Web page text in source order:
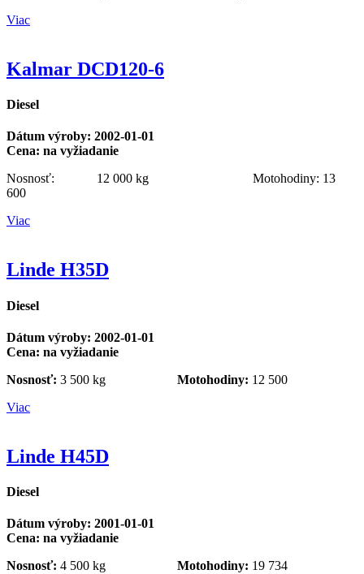
Viac
Kalmar DCD120-6
Diesel
Dátum výroby: 2002-01-01
Cena: na vyžiadanie
Nosnosť: 12 000 kg Motohodiny: 13
600
Viac
Linde H35D
Diesel
Dátum výroby: 2002-01-01
Cena: na vyžiadanie
Nosnosť: 3 500 kg Motohodiny: 12 500
Viac
Linde H45D
Diesel
Dátum výroby: 2001-01-01
Cena: na vyžiadanie
Nosnosť: 4 500 kg Motohodiny: 19 734